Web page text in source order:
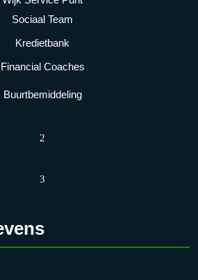
Sociaal Team
Kredietbank
Financial Coaches
Buurtbemiddeling
2
3